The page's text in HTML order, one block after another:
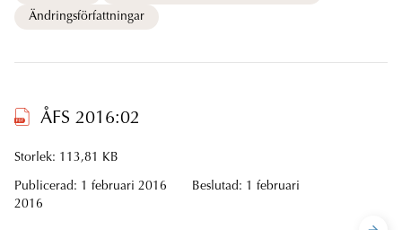
Ändringsförfattningar
ÅFS 2016:02
Storlek: 113,81 KB
Publicerad: 1 februari 2016 Beslutad: 1 februari
2016